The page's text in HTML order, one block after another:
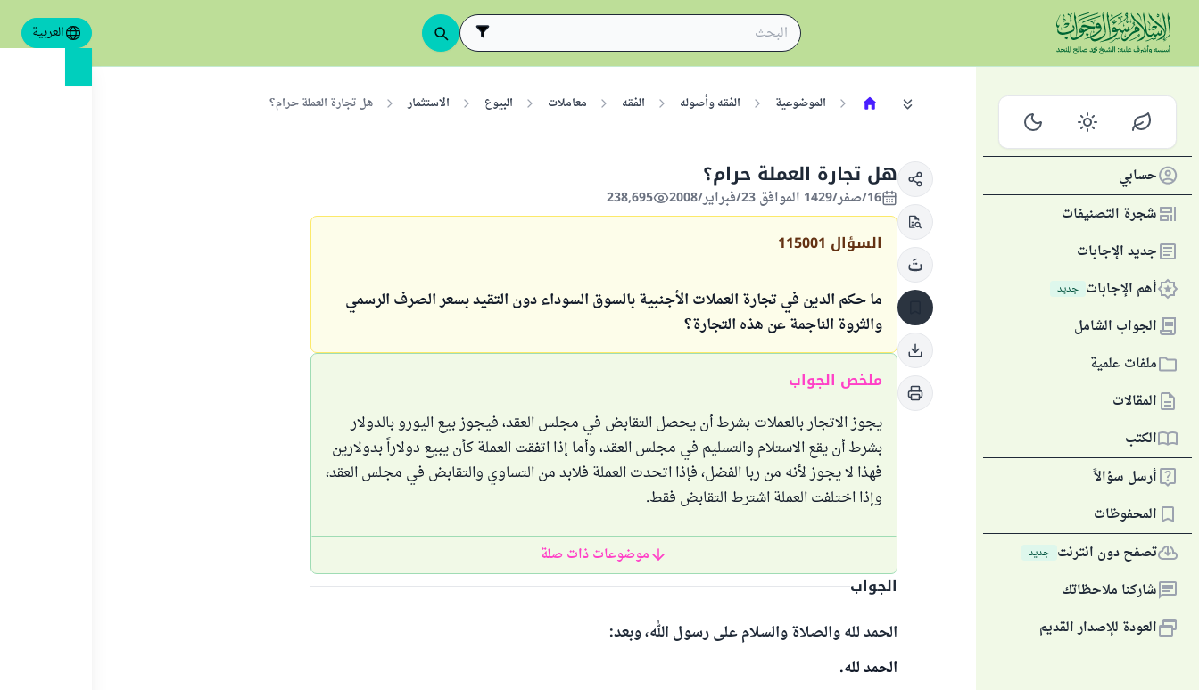
العربية
حسابي
شجرة التصنيفات
جديد الإجابات
أهم الإجابات جديد
الجواب الشامل
ملفات علمية
المقالات
الكتب
أرسل سؤالاً
المحفوظات
تصفح دون انترنت جديد
شاركنا ملاحظاتك
العودة للإصدار القديم
الموضوعية الفقه وأصوله الفقه معاملات البيوع الاستثمار هل تجارة العملة حرام؟
هل تجارة العملة حرام؟
16/صفر/1429 الموافق 23/فبراير/2008 238,695
السؤال 115001
ما حكم الدين في تجارة العملات الأجنبية بالسوق السوداء دون التقيد بسعر الصرف الرسمي
والثروة الناجمة عن هذه التجارة؟
ملخص الجواب
يجوز الاتجار بالعملات بشرط أن يحصل التقابض في مجلس العقد، فيجوز بيع اليورو بالدولار
بشرط أن يقع الاستلام والتسليم في مجلس العقد، وأما إذا اتفقت العملة كأن يبيع دولاراً بدولارين
فهذا لا يجوز لأنه من ربا الفضل، فإذا اتحدت العملة فلابد من التساوي والتقابض في مجلس العقد،
وإذا اختلفت العملة اشترط التقابض فقط.
موضوعات ذات صلة
الجواب
الحمد لله والصلاة والسلام على رسول الله، وبعد:
الحمد لله.